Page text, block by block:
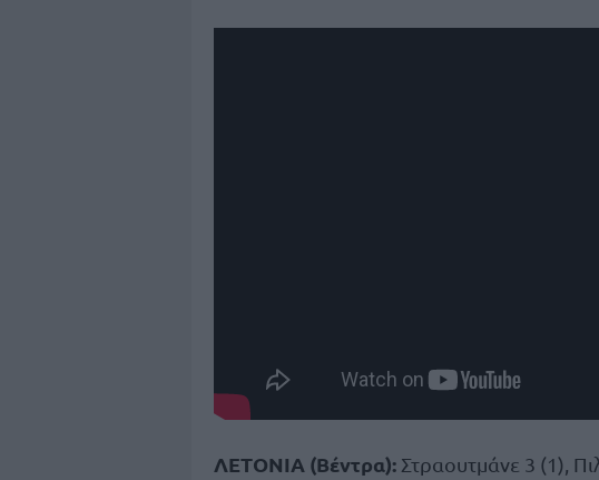
ΛΕΤΟΝΙΑ (Βέντρα): Στραουτμάνε 3 (1),